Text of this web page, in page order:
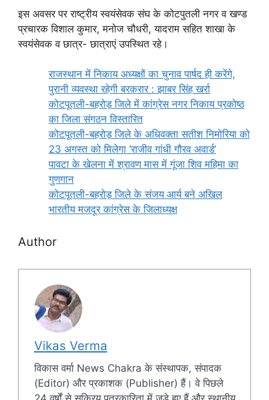
इस अवसर पर राष्ट्रीय स्वयंसेवक संघ के कोटपुतली नगर व खण्ड
प्रचारक विशाल कुमार, मनोज चौधरी, यादराम सहित शाखा के
स्वयंसेवक व छात्र- छात्राएं उपस्थित रहे।
राजस्थान में निकाय अध्यक्षों का चुनाव पार्षद ही करेंगे,
पुरानी व्यवस्था रहेगी बरकरार : झाबर सिंह खर्रा
कोटपूतली-बहरोड़ जिले में कांग्रेस नगर निकाय प्रकोष्ठ
का जिला संगठन विस्तारित
कोटपूतली-बहरोड़ जिले के अधिवक्ता सतीश निमोरिया को
23 अगस्त को मिलेगा ‘राजीव गांधी गौरव अवार्ड’
पावटा के खेलना में श्रावण मास में गूंजा शिव महिमा का
गुणगान
कोटपूतली-बहरोड़ जिले के संजय आर्य बने अखिल
भारतीय मजदूर कांग्रेस के जिलाध्यक्ष
Author
Vikas Verma
विकास वर्मा News Chakra के संस्थापक, संपादक
(Editor) और प्रकाशक (Publisher) हैं। वे पिछले